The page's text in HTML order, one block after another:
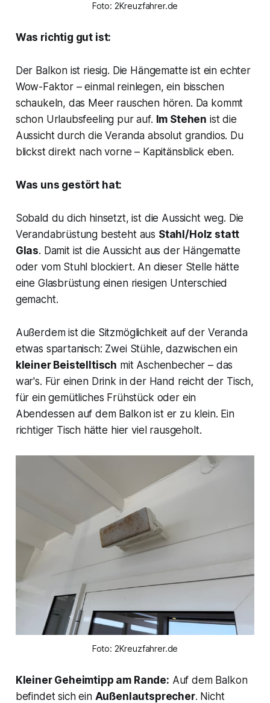
Foto: 2Kreuzfahrer.de
Was richtig gut ist:
Der Balkon ist riesig. Die Hängematte ist ein echter
Wow-Faktor – einmal reinlegen, ein bisschen
schaukeln, das Meer rauschen hören. Da kommt
schon Urlaubsfeeling pur auf. Im Stehen ist die
Aussicht durch die Veranda absolut grandios. Du
blickst direkt nach vorne – Kapitänsblick eben.
Was uns gestört hat:
Sobald du dich hinsetzt, ist die Aussicht weg. Die
Verandabrüstung besteht aus Stahl/Holz statt
Glas. Damit ist die Aussicht aus der Hängematte
oder vom Stuhl blockiert. An dieser Stelle hätte
eine Glasbrüstung einen riesigen Unterschied
gemacht.
Außerdem ist die Sitzmöglichkeit auf der Veranda
etwas spartanisch: Zwei Stühle, dazwischen ein
kleiner Beistelltisch mit Aschenbecher – das
war's. Für einen Drink in der Hand reicht der Tisch,
für ein gemütliches Frühstück oder ein
Abendessen auf dem Balkon ist er zu klein. Ein
richtiger Tisch hätte hier viel rausgeholt.
Foto: 2Kreuzfahrer.de
Kleiner Geheimtipp am Rande: Auf dem Balkon
befindet sich ein Außenlautsprecher. Nicht